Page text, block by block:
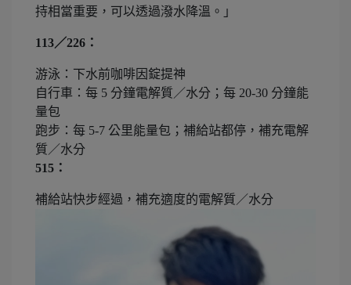
持相當重要，可以透過潑水降溫。」
113／226：
游泳：下水前咖啡因錠提神
自行車：每 5 分鐘電解質／水分；每 20-30 分鐘能
量包
跑步：每 5-7 公里能量包；補給站都停，補充電解
質／水分
515：
補給站快步經過，補充適度的電解質／水分